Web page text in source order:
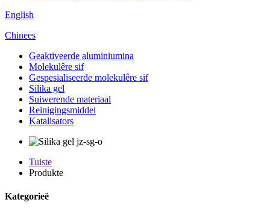
English
Chinees
Geaktiveerde aluminiumina
Molekulêre sif
Gespesialiseerde molekulêre sif
Silika gel
Suiwerende materiaal
Reinigingsmiddel
Katalisators
Tuiste
Produkte
Kategorieë